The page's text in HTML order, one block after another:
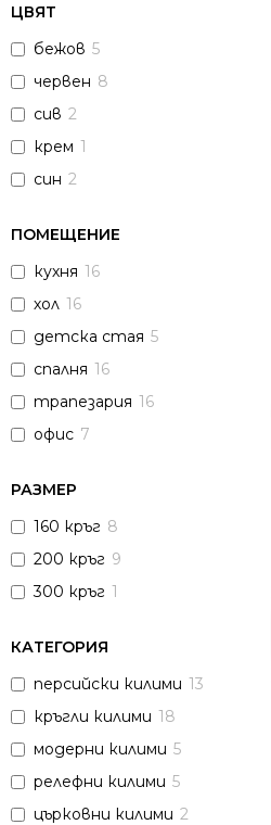
ЦВЯТ
бежов 5
червен 8
сив 2
крем 1
син 2
ПОМЕЩЕНИЕ
кухня 16
хол 16
детска стая 5
спалня 16
трапезария 16
офис 7
РАЗМЕР
160 кръг 8
200 кръг 9
300 кръг 1
КАТЕГОРИЯ
персийски килими 13
кръгли килими 18
модерни килими 5
релефни килими 5
църковни килими 2